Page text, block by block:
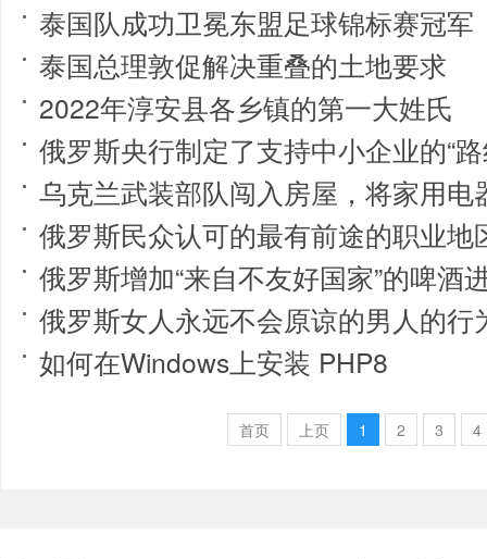
泰国队成功卫冕东盟足球锦标赛冠军
泰国总理敦促解决重叠的土地要求
2022年淳安县各乡镇的第一大姓氏
俄罗斯央行制定了支持中小企业的“路
乌克兰武装部队闯入房屋，将家用
俄罗斯民众认可的最有前途的职业地
俄罗斯增加“来自不友好国家”的啤酒
俄罗斯女人永远不会原谅的男人的行
如何在Windows上安装 PHP8
首页 上页 1 2 3 4